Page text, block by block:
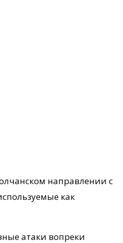
направлении с
как
атаки вопреки